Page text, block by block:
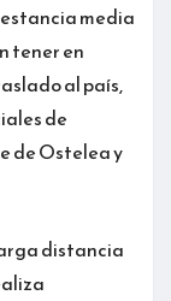
media
tener en
al país,
de
de Ostelea y
distancia